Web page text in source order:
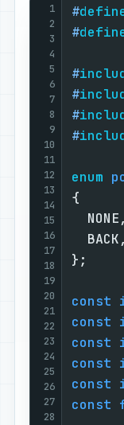
1
2
3
4
5
6
7
8
9
10
11
12
13
14
15
16
17
18
19
20
21
22
23
24
25
26
27
28
#
#
#
#
#
#
enum
const
const
const
const
const
const